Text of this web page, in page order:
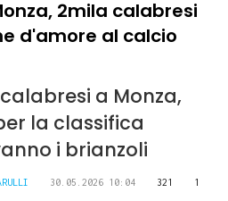
2mila calabresi
d'amore al calcio
a Monza,
la classifica
i brianzoli
30.05.2026 10:04 321 1